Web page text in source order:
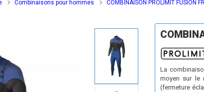
Combinaisons pour hommes COMBINAISON PROLIMIT FUSION
La
moyen sur le
(fermeture